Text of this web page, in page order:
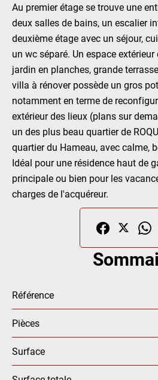
Au premier étage se trouve une
deux salles de bains, un escalier
deuxième étage avec un séjour,
un wc séparé. Un espace
jardin en planches, grande
villa à rénover possède un gros
notamment en terme de
extérieur des lieux (plans sur
un des plus beau quartier de
quartier du Hameau, avec calme,
Idéal pour une résidence haut de
principale ou bien pour les
charges de l'acquéreur.
Référence
Pièces
Surface